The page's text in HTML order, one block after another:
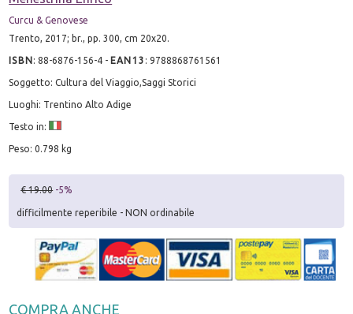
Curcu & Genovese
Trento, 2017; br., pp. 300, cm 20x20.
ISBN:88-6876-156-4 - EAN13 :9788868761561
Soggetto: Cultura del Viaggio,Saggi Storici
Luoghi: Trentino Alto Adige
Testo in:
Peso: 0.798 kg
€ 19.00 -5%
difficilmente reperibile - NON ordinabile
COMPRA ANCHE